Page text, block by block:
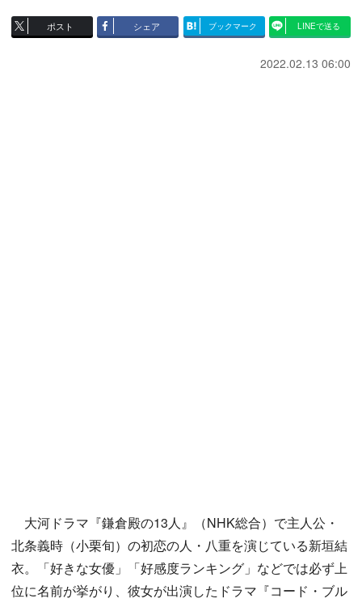
ポスト シェア ブックマーク LINEで送る
2022.02.13 06:00
大河ドラマ『鎌倉殿の13人』（NHK総合）で主人公・
北条義時（小栗旬）の初恋の人・八重を演じている新垣結
衣。「好きな女優」「好感度ランキング」などでは必ず上
位に名前が挙がり、彼女が出演したドラマ『コード・ブル